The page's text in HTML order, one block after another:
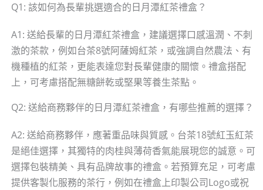
Q1: 該如何為長輩挑選適合的日月潭紅茶禮盒？
A1: 送給長輩的日月潭紅茶禮盒，建議選擇口感溫潤、不刺
激的茶款，例如台茶8號阿薩姆紅茶，或強調自然農法、有
機種植的紅茶，更能表達您對長輩健康的關懷。禮盒搭配
上，可考慮搭配無糖餅乾或堅果等養生茶點。
Q2: 送給商務夥伴的日月潭紅茶禮盒，有哪些推薦的選擇？
A2: 送給商務夥伴，應著重品味與質感。台茶18號紅玉紅茶
是絕佳選擇，其獨特的肉桂與薄荷香氣能展現您的誠意。可
選擇包裝精美、具有品牌故事的禮盒。若預算充足，可考慮
提供客製化服務的茶行，例如在禮盒上印製公司Logo或祝